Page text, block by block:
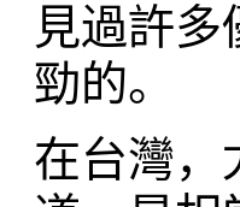
見過許
勁的。
在台灣，